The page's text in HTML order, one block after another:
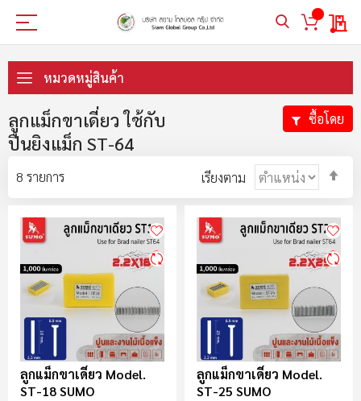
My
ไป
ที่
หมวดหมู่สินค้า
ลูกแม็กขาเดี่ยว ใช้กับ
ปืนยิงแม็ก ST-64
8 รายการ เรียงตาม
ลูกแม็กขาเดี่ยว Model.
ST-18 SUMO
ลูกแม็กขาเดี่ยว Model.
ST-25 SUMO
ซื้อโดย